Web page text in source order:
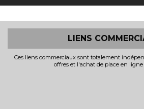
LIENS
Ces liens commerciaux sont totalement
offres et l'achat de place en